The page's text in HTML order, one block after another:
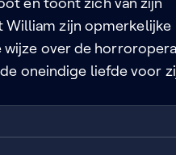
en toont zich van zijn
William zijn opmerkelijke
wijze over de
oneindige liefde voor